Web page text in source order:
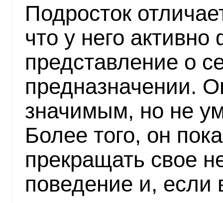
Подросток
что у него
представление о
предназначении.
значимым, но не
Более того, он
прекращать свое
поведение и, если